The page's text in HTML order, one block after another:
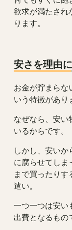
欲求が満たされ
ります。
安さを理由
お金が貯まらな
いう特徴があり
なぜなら、安い
いるからです。
しかし、安い
に腐らせてしま
まで買ったり
遣い。
一つ一つは安い
出費となるもの